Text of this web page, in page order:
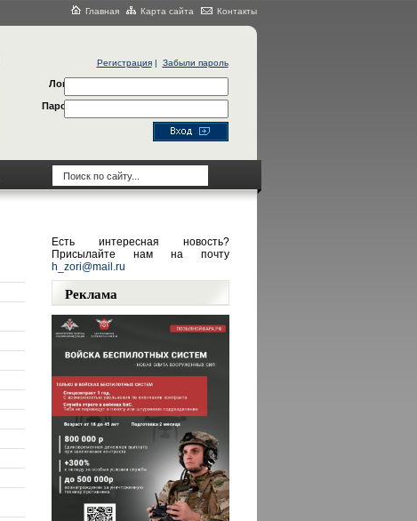
Главная Карта сайта Контакты
Регистрация| Забыли пароль
Логин
Пароль
Есть интересная новость?
Присылайте нам на почту
h_zori@mail.ru
Реклама